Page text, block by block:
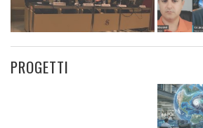
PROGETTI